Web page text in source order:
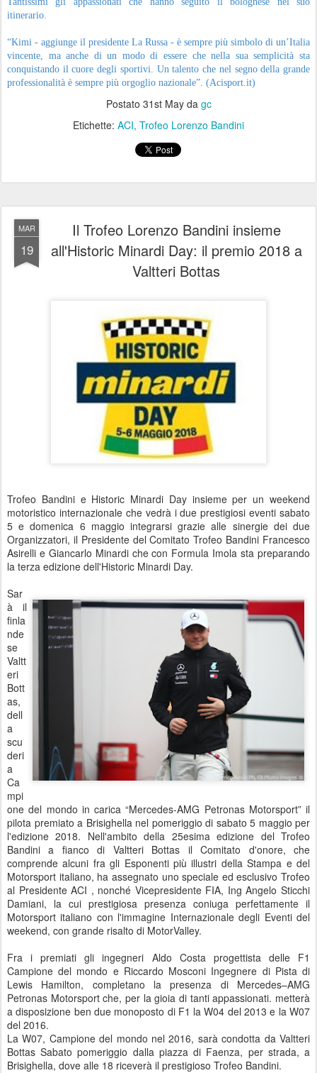
itinerario.
“Kimi - aggiunge il presidente La Russa - è sempre più simbolo di un’Italia
vincente, ma anche di un modo di essere che nella sua semplicità sta
conquistando il cuore degli sportivi. Un talento che nel segno della grande
professionalità è sempre più orgoglio nazionale”. (Acisport.it)
Postato 31st Mayda gc
Etichette: ACI Trofeo Lorenzo Bandini
MAR
19
Il Trofeo Lorenzo Bandini insieme
all'Historic Minardi Day: il premio 2018 a
Valtteri Bottas
Trofeo Bandini e Historic Minardi Day insieme per un weekend
motoristico internazionale che vedrà i due prestigiosi eventi sabato
5 e domenica 6 maggio integrarsi grazie alle sinergie dei due
Organizzatori, il Presidente del Comitato Trofeo Bandini Francesco
Asirelli e Giancarlo Minardi che con Formula Imola sta preparando
la terza edizione dell'Historic Minardi Day.
Sar
à il
finla
nde
se
Valtt
eri
Bott
as,
dell
a
scu
deri
a
Ca
mpi
one del mondo in carica “Mercedes-AMG Petronas Motorsport” il
pilota premiato a Brisighella nel pomeriggio di sabato 5 maggio per
l'edizione 2018. Nell'ambito della 25esima edizione del Trofeo
Bandini a fianco di Valtteri Bottas il Comitato d'onore, che
comprende alcuni fra gli Esponenti più illustri della Stampa e del
Motorsport italiano, ha assegnato uno speciale ed esclusivo Trofeo
al Presidente ACI , nonché Vicepresidente FIA, Ing Angelo Sticchi
Damiani, la cui prestigiosa presenza coniuga perfettamente il
Motorsport italiano con l'immagine Internazionale degli Eventi del
weekend, con grande risalto di MotorValley.
Fra i premiati gli ingegneri Aldo Costa progettista delle F1
Campione del mondo e Riccardo Mosconi Ingegnere di Pista di
Lewis Hamilton, completano la presenza di Mercedes–AMG
Petronas Motorsport che, per la gioia di tanti appassionati. metterà
a disposizione ben due monoposto di F1 la W04 del 2013 e la W07
del 2016.
La W07, Campione del mondo nel 2016, sarà condotta da Valtteri
Bottas Sabato pomeriggio dalla piazza di Faenza, per strada, a
Brisighella, dove alle 18 riceverà il prestigioso Trofeo Bandini.